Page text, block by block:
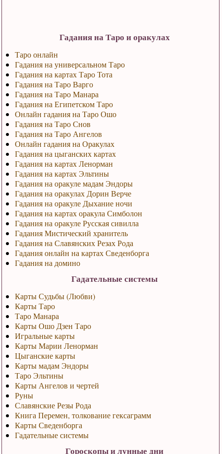
Гадания на Таро и оракулах
Таро онлайн
Гадания на универсальном Таро
Гадания на картах Таро Тота
Гадания на Таро Варго
Гадания на Таро Манара
Гадания на Египетском Таро
Онлайн гадания на Таро Ошо
Гадания на Таро Снов
Гадания на Таро Ангелов
Онлайн гадания на Оракулах
Гадания на цыганских картах
Гадания на картах Ленорман
Гадания на картах Эльтины
Гадания на оракуле мадам Эндоры
Гадания на оракулах Дорин Верче
Гадания на оракуле Дыхание ночи
Гадания на картах оракула Симболон
Гадания на оракуле Русская сивилла
Гадания Мистический хранитель
Гадания на Славянских Резах Рода
Гадания онлайн на картах Сведенборга
Гадания на домино
Гадательные системы
Карты Судьбы (Любви)
Карты Таро
Таро Манара
Карты Ошо Дзен Таро
Игральные карты
Карты Марии Ленорман
Цыганские карты
Карты мадам Эндоры
Таро Эльтины
Карты Ангелов и чертей
Руны
Славянские Резы Рода
Книга Перемен, толкование гексаграмм
Карты Сведенборга
Гадательные системы
Гороскопы и лунные дни